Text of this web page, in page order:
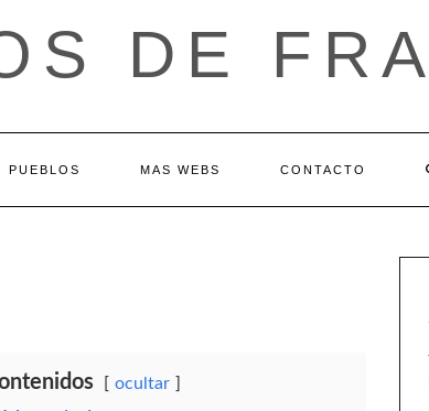
DE
PUEBLOS MAS WEBS CONTACTO
ocultar